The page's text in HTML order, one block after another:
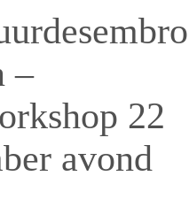
–
22
avond